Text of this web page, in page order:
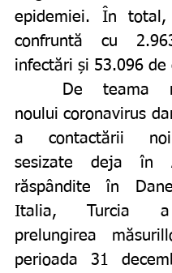
epidemiei. În total,
confruntă cu
infectări și 53.096 de
noului coronavirus
a contactării
sesizate deja în
răspândite în
Italia, Turcia
prelungirea
perioada 31